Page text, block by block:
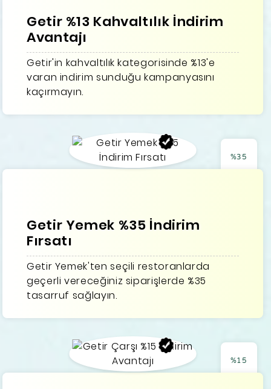
Getir %13 Kahvaltılık İndirim
Avantajı
Getir'in kahvaltılık kategorisinde %13'e
varan indirim sunduğu kampanyasını
kaçırmayın.
%35
Getir Yemek %35 İndirim
Fırsatı
Getir Yemek'ten seçili restoranlarda
geçerli vereceğiniz siparişlerde %35
tasarruf sağlayın.
%15